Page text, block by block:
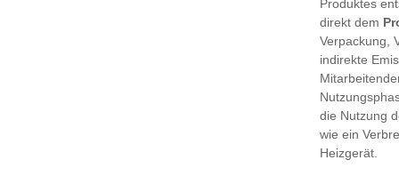
Produktes
direkt dem
Verpackung,
indirekte
die Nutzung
wie ein
Heizgerät.